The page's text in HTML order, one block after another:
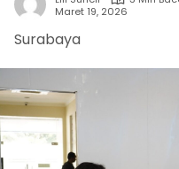
Maret 19, 2026
Surabaya